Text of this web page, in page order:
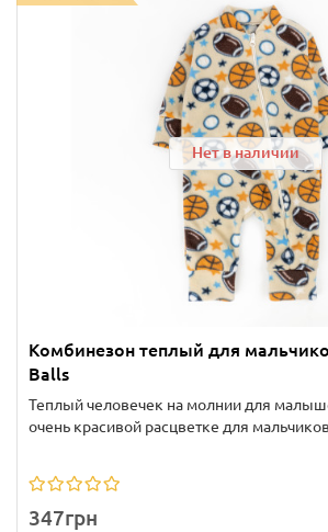
Нет в наличии
Комбинезон теплый для
Balls
Теплый человечек на молнии для
очень красивой расцветке для
347грн